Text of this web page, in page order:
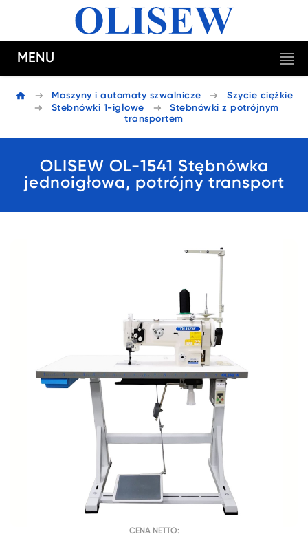
MENU
Maszyny i automaty szwalnicze
Szycie ciężkie
Stebnówki 1-igłowe
Stebnówki z potrójnym
transportem
OLISEW OL-1541 Stębnówka
jednoigłowa, potrójny transport
CENA NETTO: